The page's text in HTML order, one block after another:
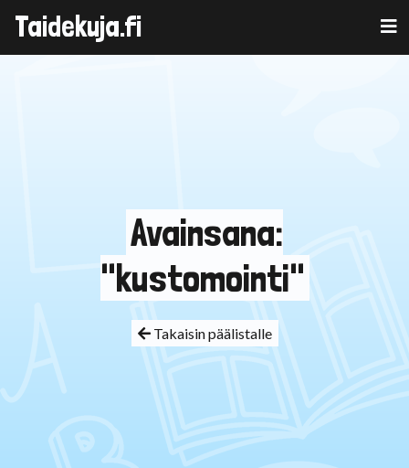
Skip
Taidekuja.fi
Avainsana:
"kustomointi"
Takaisin päälistalle